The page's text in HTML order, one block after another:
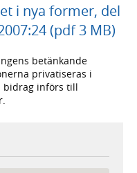
i nya former, del
(pdf 3 MB)
betänkande
privatiseras i
bidrag införs till